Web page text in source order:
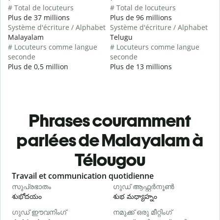
# Total de locuteurs
Plus de 37 millions
Système d'écriture / Alphabet
Malayalam
# Locuteurs comme langue
seconde
Plus de 0,5 million
# Total de locuteurs
Plus de 96 millions
Système d'écriture / Alphabet
Telugu
# Locuteurs comme langue
seconde
Plus de 13 millions
Phrases couramment
parlées de Malayalam à
Télougou
Slide 1 of 6
Travail et communication quotidienne
സുപ്രഭാതം
శుభోదయం
ഗുഡ് ആഫ്റ്റർനൂൺ
శుభ మధ్యాహ్నం
ഗുഡ് ഈവനിംഗ്
നമുക്ക് ഒരു മീറ്റിംഗ്